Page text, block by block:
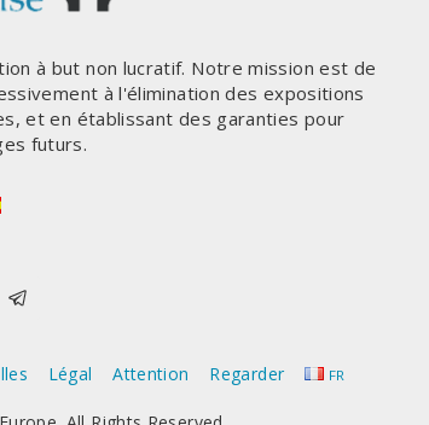
à but non lucratif. Notre mission est de
à l'élimination des expositions
et en établissant des garanties pour
futurs.
Légal Attention Regarder FR